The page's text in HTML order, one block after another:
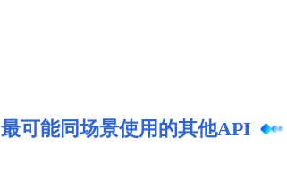
最可能同场景使用的其他API